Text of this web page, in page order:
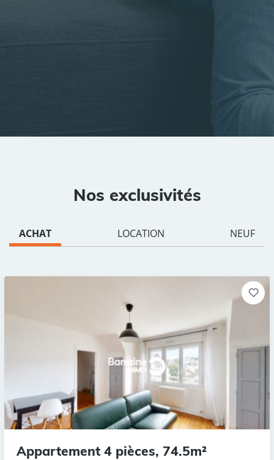
Nos exclusivités
ACHAT LOCATION NEUF
Appartement 4 pièces, 74.5m²